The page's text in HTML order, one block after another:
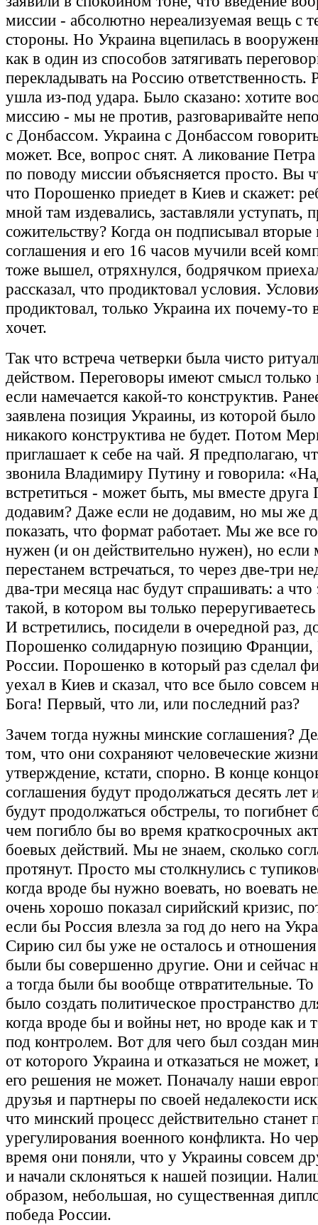
миссии - абсолютно нереализуемая вещь с
стороны. Но Украина вцепилась в
как в один из способов затягивать
перекладывать на Россию ответственность.
ушла из-под удара. Было сказано: хотите
миссию - мы не против, разговаривайте
с Донбассом. Украина с Донбассом
может. Все, вопрос снят. А ликование
по поводу миссии объясняется просто. Вы
что Порошенко приедет в Киев и скажет:
мной там издевались, заставляли уступать,
сожительству? Когда он подписывал вторые
соглашения и его 16 часов мучили всей
тоже вышел, отряхнулся, бодрячком
рассказал, что продиктовал условия.
продиктовал, только Украина их почему-то
хочет.
Так что встреча четверки была чисто
действом. Переговоры имеют смысл только
если намечается какой-то конструктив.
заявлена позиция Украины, из которой
никакого конструктива не будет. Потом
приглашает к себе на чай. Я предполагаю,
звонила Владимиру Путину и говорила:
встретиться - может быть, мы вместе друга
додавим? Даже если не додавим, но мы же
показать, что формат работает. Мы же все
нужен (и он действительно нужен), но если
перестанем встречаться, то через две-три
два-три месяца нас будут спрашивать: а
такой, в котором вы только
И встретились, посидели в очередной раз,
Порошенко солидарную позицию Франции,
России. Порошенко в который раз сделал
уехал в Киев и сказал, что все было совсем
Бога! Первый, что ли, или последний раз?
Зачем тогда нужны минские соглашения?
том, что они сохраняют человеческие
утверждение, кстати, спорно. В конце
соглашения будут продолжаться десять лет
будут продолжаться обстрелы, то
чем погибло бы во время краткосрочных
боевых действий. Мы не знаем, сколько
протянут. Просто мы столкнулись с
когда вроде бы нужно воевать, но воевать
очень хорошо показал сирийский кризис,
если бы Россия влезла за год до него на
Сирию сил бы уже не осталось и
были бы совершенно другие. Они и сейчас
а тогда были бы вообще отвратительные. То
было создать политическое пространство
когда вроде бы и войны нет, но вроде как и
под контролем. Вот для чего был создан
от которого Украина и отказаться не
его решения не может. Поначалу наши
друзья и партнеры по своей недалекости
что минский процесс действительно станет
урегулирования военного конфликта. Но
время они поняли, что у Украины совсем
и начали склоняться к нашей позиции.
образом, небольшая, но существенная
победа России.